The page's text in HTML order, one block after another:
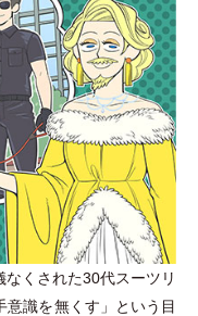
くされた30代スーツリ
意識を無くす 」
という目